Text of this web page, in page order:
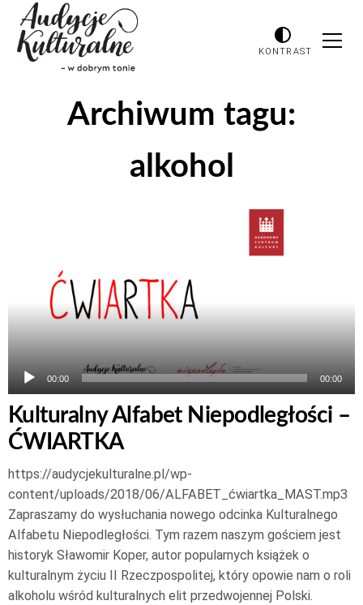
KONTRAST
Archiwum tagu:
alkohol
00:00 00:00
Kulturalny Alfabet Niepodległości –
ĆWIARTKA
https://audycjekulturalne.pl/wp-
content/uploads/2018/06/ALFABET_ćwiartka_MAST.mp3
Zapraszamy do wysłuchania nowego odcinka Kulturalnego
Alfabetu Niepodległości. Tym razem naszym gościem jest
historyk Sławomir Koper, autor popularnych książek o
kulturalnym życiu II Rzeczpospolitej, który opowie nam o roli
alkoholu wśród kulturalnych elit przedwojennej Polski.